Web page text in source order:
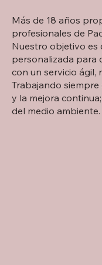
Más de 18 años
profesionales de
Nuestro objetivo es
personalizada para
con un servicio ágil,
Trabajando
y la mejora
del medio ambiente.